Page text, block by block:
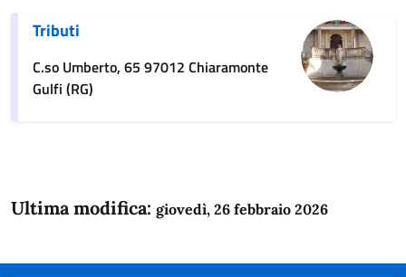
Tributi
C.so Umberto, 65 97012 Chiaramonte
Gulfi (RG)
Ultima modifica: giovedì, 26 febbraio 2026